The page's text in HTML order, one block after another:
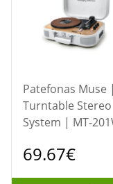
Patefonas Muse |
Turntable Stereo
System | MT-
System | USB
69.67€